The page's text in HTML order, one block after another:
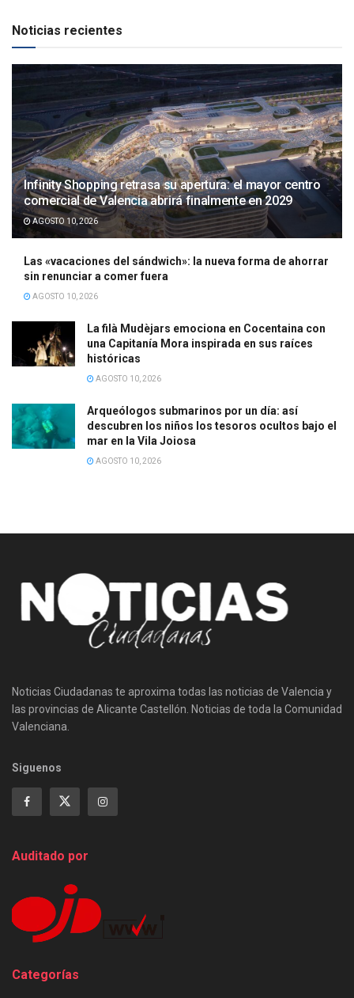
Noticias recientes
Infinity Shopping retrasa su apertura: el mayor centro
comercial de Valencia abrirá finalmente en 2029
AGOSTO 10, 2026
Las «vacaciones del sándwich»: la nueva forma de ahorrar
sin renunciar a comer fuera
AGOSTO 10, 2026
La filà Mudèjars emociona en Cocentaina con
una Capitanía Mora inspirada en sus raíces
históricas
AGOSTO 10, 2026
Arqueólogos submarinos por un día: así
descubren los niños los tesoros ocultos bajo el
mar en la Vila Joiosa
AGOSTO 10, 2026
Noticias Ciudadanas te aproxima todas las noticias de Valencia y
las provincias de Alicante Castellón. Noticias de toda la Comunidad
Valenciana.
Siguenos
Auditado por
Categorías